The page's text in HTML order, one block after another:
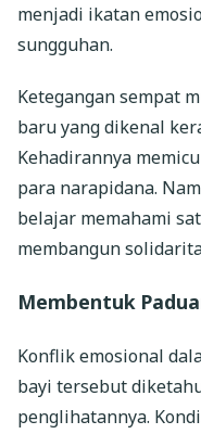
menjadi ikatan
sungguhan.
Ketegangan sempat
baru yang dikenal
Kehadirannya
para narapidana.
belajar memahami
membangun
Membentuk
Konflik emosional
bayi tersebut
penglihatannya.